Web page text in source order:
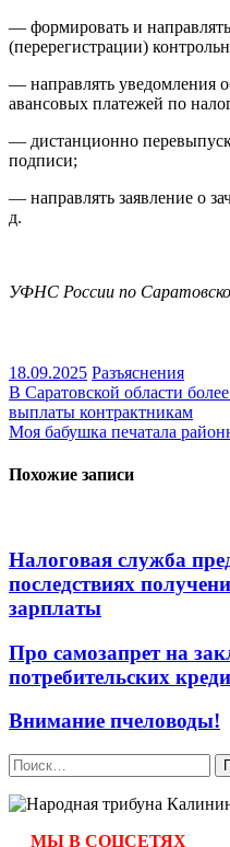
— формировать и
(перерегистрации)
— направлять уведомления
авансовых платежей по
— дистанционно
подписи;
— направлять заявление о
д.
УФНС России по
18.09.2025 Разъяснения
Навигация
по
В Саратовской области
выплаты контрактникам
Моя бабушка печатала
Похожие записи
Налоговая служба
последствиях
зарплаты
Про самозапрет на
потребительских
Внимание пчеловоды!
Найти:
МЫ В СОЦСЕТЯХ